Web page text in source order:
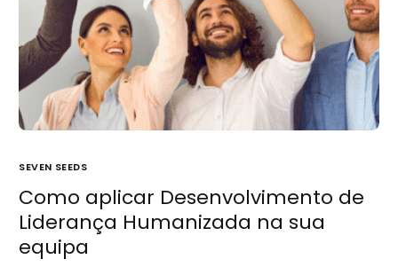
SEVEN SEEDS
Como aplicar Desenvolvimento de
Liderança Humanizada na sua
equipa